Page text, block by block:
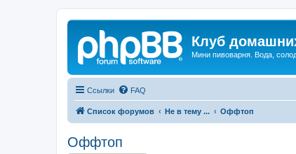
Клуб
Мини пивоварня. Вода,
Ссылки FAQ
Список форумов Не в тему ... Оффтоп
Оффтоп